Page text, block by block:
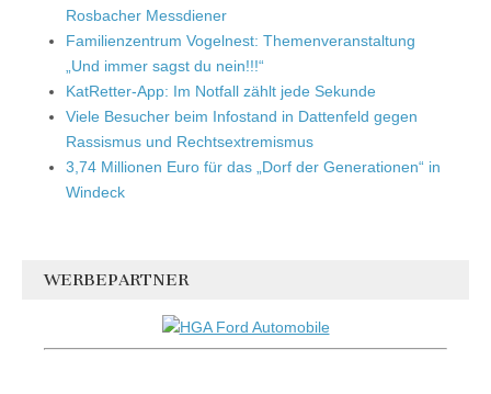
Rosbacher Messdiener
Familienzentrum Vogelnest: Themenveranstaltung
„Und immer sagst du nein!!!“
KatRetter-App: Im Notfall zählt jede Sekunde
Viele Besucher beim Infostand in Dattenfeld gegen
Rassismus und Rechtsextremismus
3,74 Millionen Euro für das „Dorf der Generationen“ in
Windeck
WERBEPARTNER